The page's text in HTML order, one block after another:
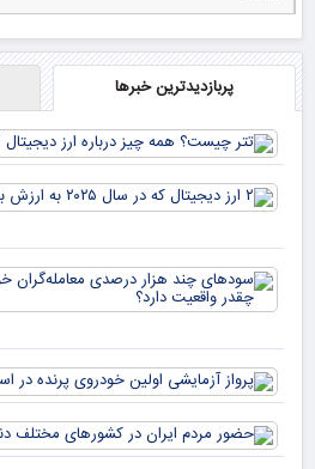
پربازدیدترین خبرها